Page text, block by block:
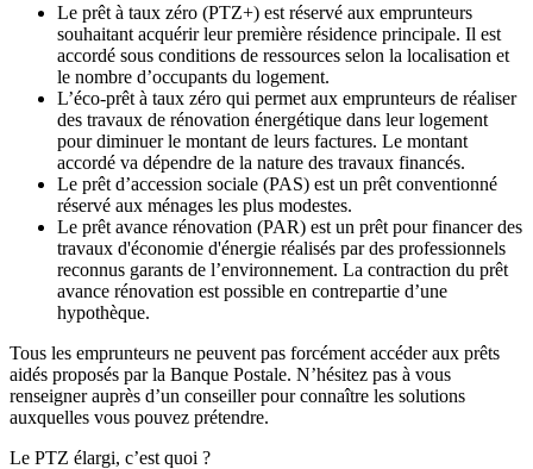
Le prêt à taux zéro (PTZ+) est réservé aux emprunteurs
souhaitant acquérir leur première résidence principale. Il est
accordé sous conditions de ressources selon la localisation et
le nombre d’occupants du logement.
L’éco-prêt à taux zéro qui permet aux emprunteurs de réaliser
des travaux de rénovation énergétique dans leur logement
pour diminuer le montant de leurs factures. Le montant
accordé va dépendre de la nature des travaux financés.
Le prêt d’accession sociale (PAS) est un prêt conventionné
réservé aux ménages les plus modestes.
Le prêt avance rénovation (PAR) est un prêt pour financer des
travaux d'économie d'énergie réalisés par des professionnels
reconnus garants de l’environnement. La contraction du prêt
avance rénovation est possible en contrepartie d’une
hypothèque.
Tous les emprunteurs ne peuvent pas forcément accéder aux prêts
aidés proposés par la Banque Postale. N’hésitez pas à vous
renseigner auprès d’un conseiller pour connaître les solutions
auxquelles vous pouvez prétendre.
Le PTZ élargi, c’est quoi ?